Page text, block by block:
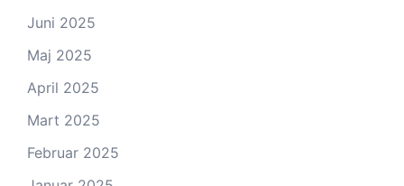
Juni 2025
Maj 2025
April 2025
Mart 2025
Februar 2025